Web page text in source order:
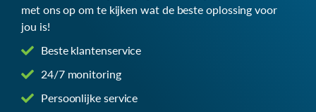
met ons op om te kijken wat de beste oplossing voor
jou is!
Beste klantenservice
24/7 monitoring
Persoonlijke service